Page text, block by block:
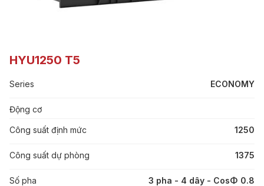
HYU1250 T5
Series ECONOMY
Động cơ
Công suất định mức 1250
Công suất dự phòng 1375
Số pha 3 pha - 4 dây - CosΦ 0.8